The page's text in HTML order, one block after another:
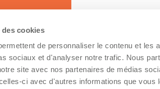
cookies
de personnaliser le contenu et les
sociaux et d'analyser notre trafic. Nous
site avec nos partenaires de médias
ci avec d'autres informations que vous
Pickup remorque
Type de